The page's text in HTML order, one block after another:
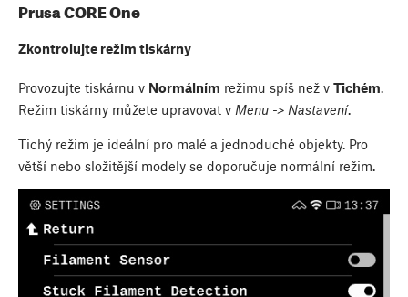
Prusa CORE One
Zkontrolujte režim tiskárny
Provozujte tiskárnu v Normálním režimu spíš než v Tichém.
Režim tiskárny můžete upravovat v Menu -> Nastavení.
Tichý režim je ideální pro malé a jednoduché objekty. Pro
větší nebo složitější modely se doporučuje normální režim.